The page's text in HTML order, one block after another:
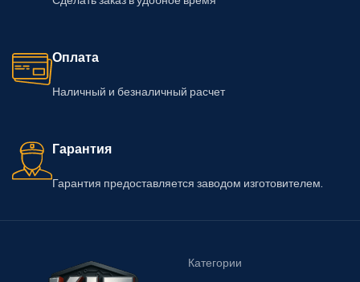
Оплата
Наличный и безналичный расчет
Гарантия
Гарантия предоставляется заводом изготовителем.
Категории